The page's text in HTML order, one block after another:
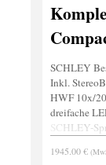
SCHLEY
Inkl.
HWF 10x/
dreifache
SCHLEY-
1945.00 €